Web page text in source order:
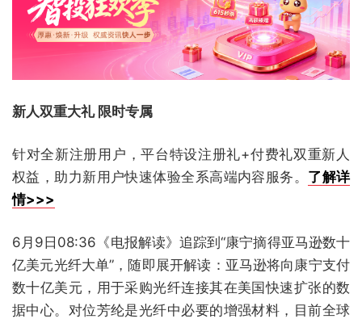
新人双重大礼 限时专属
针对全新注册用户，平台特设注册礼+付费礼双重新人
权益，助力新用户快速体验全系高端内容服务。 了解详
情>>>
6月9日08:36《电报解读》追踪到“康宁摘得亚马逊数十
亿美元光纤大单”，随即展开解读：亚马逊将向康宁支付
数十亿美元，用于采购光纤连接其在美国快速扩张的数
据中心。对位芳纶是光纤中必要的增强材料，目前全球